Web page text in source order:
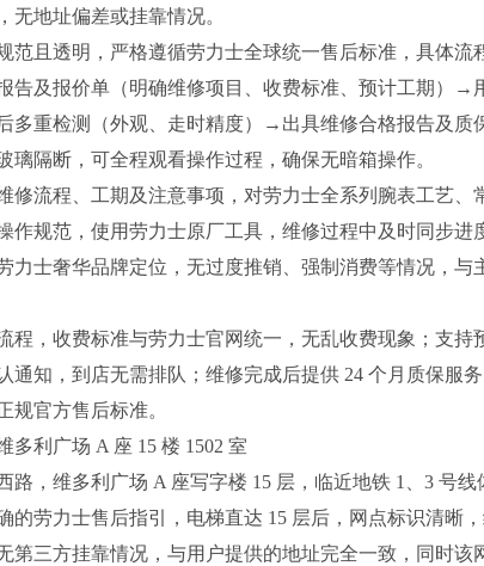
地址偏差或挂靠情况。
且透明，严格遵循劳力士全球统一售后标准，具体流
及报价单（明确维修项目、收费标准、预计工期）→
重检测（外观、走时精度）→出具维修合格报告及质
隔断，可全程观看操作过程，确保无暗箱操作。
修流程、工期及注意事项，对劳力士全系列腕表工艺、
作规范，使用劳力士原厂工具，维修过程中及时同步进
力士奢华品牌定位，无过度推销、强制消费等情况，与
程，收费标准与劳力士官网统一，无乱收费现象；支持
通知，到店无需排队；维修完成后提供 24 个月质保服
规官方售后标准。
多利广场 A 座 15 楼 1502 室
，维多利广场 A 座写字楼 15 层，临近地铁 1、3 号线
劳力士售后指引，电梯直达 15 层后，网点标识清晰
三方挂靠情况，与用户提供的地址完全一致，同时该